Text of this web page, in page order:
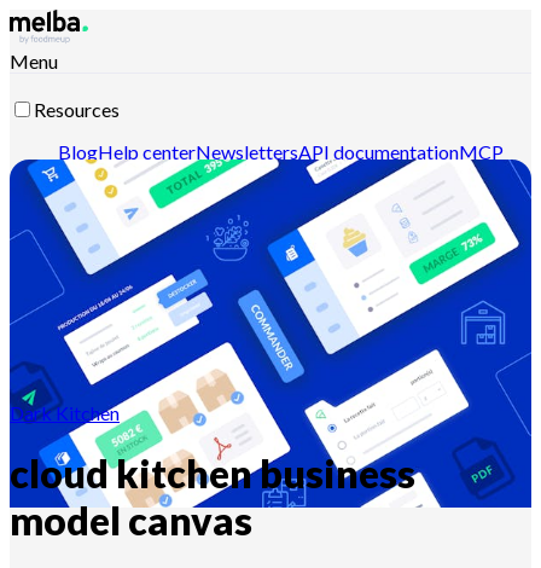
Menu
Resources
BlogHelp centerNewslettersAPI documentationMCP
documentation
Contact-us Discover melba
Dark Kitchen
cloud kitchen business
model canvas